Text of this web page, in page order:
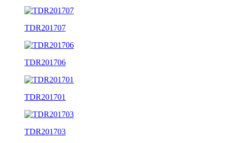
TDR201707
TDR201706
TDR201701
TDR201703